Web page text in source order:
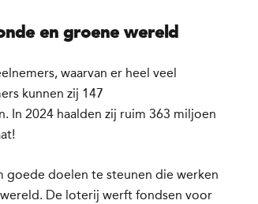
en groene wereld
waarvan er heel veel
kunnen zij 147
In 2024 haalden zij ruim 363 miljoen
doelen te steunen die werken
De loterij werft fondsen voor